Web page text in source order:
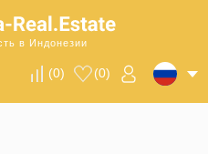
в Индонезии
(0) (0)